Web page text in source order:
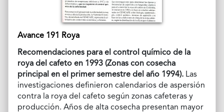
Avance 191 Roya
Recomendaciones para el control químico de la
roya del cafeto en 1993 (Zonas con cosecha
principal en el primer semestre del año 1994). Las
investigaciones definieron calendarios de aspersión
contra la roya del cafeto según zonas cafeteras y
producción. Años de alta cosecha presentan mayor